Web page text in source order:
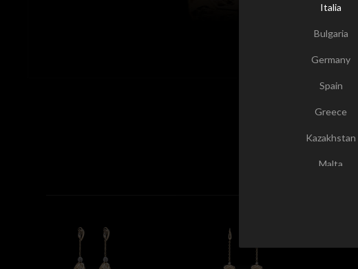
Italia
Bulgaria
Germany
Spain
Greece
Kazakhstan
Malta